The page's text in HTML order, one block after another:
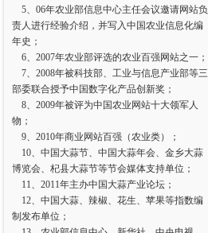
5、06年农业部信息中心主任会议邀请网站负
责人进行经验介绍，并写入中国农业信息化编
年史；
6、2007年农业部评选的农业百强网站之一；
7、2008年被科技部、工业与信息产业部等三
部委联合授予中国数字化产品创新奖；
8、2009年被评为中国农业网站十大领军人
物；
9、2010年商业网站百强（农业类）；
10、中国大蒜节、中国大蒜年会、金乡大蒜
博览会、杞县大蒜节等节会媒体支持单位；
11、2011年主办中国大蒜产业论坛；
12、中国大蒜、辣椒、花生、苹果等指数编
制发布单位；